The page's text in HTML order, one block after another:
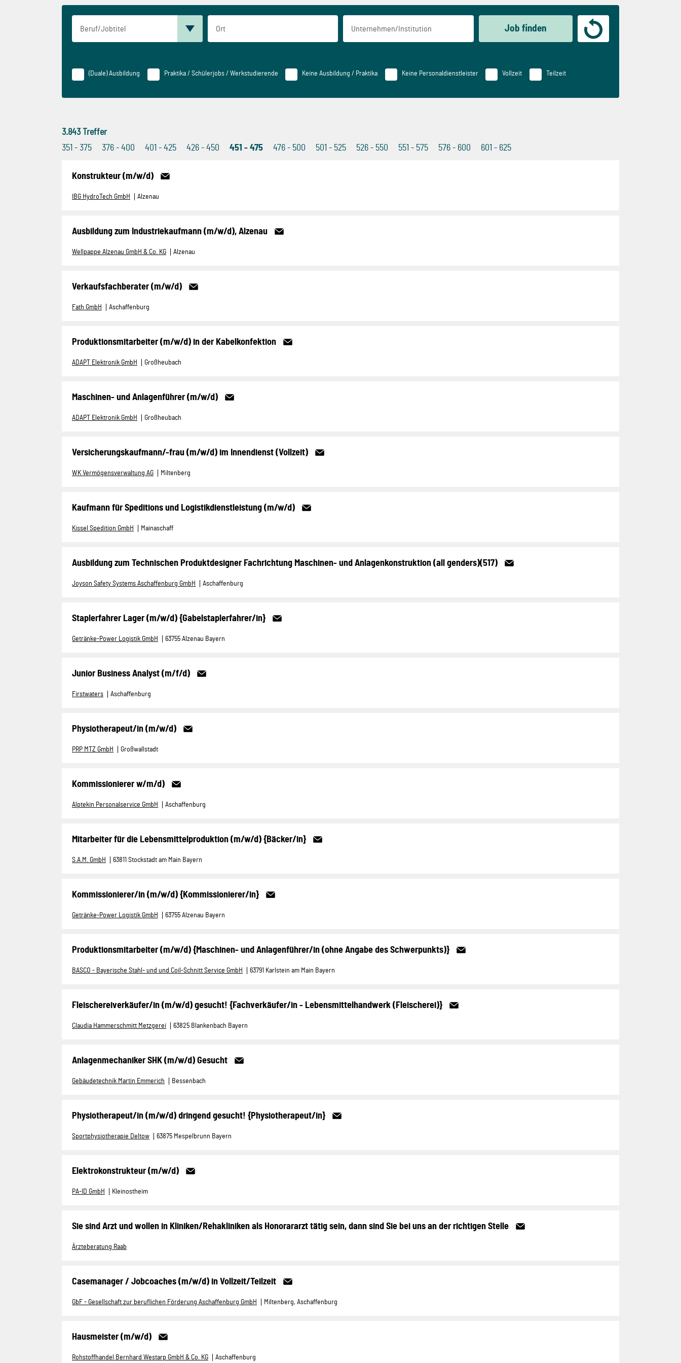
Job finden
(Duale) Ausbildung Praktika / Schülerjobs / Werkstudierende Keine Ausbildung / Praktika Keine Personaldienstleister Vollzeit Teilzeit
3.843 Treffer
351 - 375
376 - 400 401 - 425 426 - 450 451 - 475 476 - 500 501 - 525 526 - 550 551 - 575 576 - 600 601 - 625
Konstrukteur (m/w/d)
IBG HydroTech GmbH Alzenau
Ausbildung zum Industriekaufmann (m/w/d), Alzenau
Wellpappe Alzenau GmbH & Co. KG Alzenau
Verkaufsfachberater (m/w/d)
Fath GmbH Aschaffenburg
Produktionsmitarbeiter (m/w/d) in der Kabelkonfektion
ADAPT Elektronik GmbH Großheubach
Maschinen- und Anlagenführer (m/w/d)
ADAPT Elektronik GmbH Großheubach
Versicherungskaufmann/-frau (m/w/d) im Innendienst (Vollzeit)
WK Vermögensverwaltung AG Miltenberg
Kaufmann für Speditions und Logistikdienstleistung (m/w/d)
Kissel Spedition GmbH Mainaschaff
Ausbildung zum Technischen Produktdesigner Fachrichtung Maschinen- und Anlagenkonstruktion (all genders)(517)
Joyson Safety Systems Aschaffenburg GmbH Aschaffenburg
Staplerfahrer Lager (m/w/d) {Gabelstaplerfahrer/in}
Getränke-Power Logistik GmbH 63755 Alzenau Bayern
Junior Business Analyst (m/f/d)
Firstwaters Aschaffenburg
Physiotherapeut/in (m/w/d)
PRP MTZ GmbH Großwallstadt
Kommissionierer w/m/d)
Alptekin Personalservice GmbH Aschaffenburg
Mitarbeiter für die Lebensmittelproduktion (m/w/d) {Bäcker/in}
S.A.M. GmbH 63811 Stockstadt am Main Bayern
Kommissionierer/in (m/w/d) {Kommissionierer/in}
Getränke-Power Logistik GmbH 63755 Alzenau Bayern
Produktionsmitarbeiter (m/w/d) {Maschinen- und Anlagenführer/in (ohne Angabe des Schwerpunkts)}
BASCO - Bayerische Stahl- und und Coil-Schnitt Service GmbH 63791 Karlstein am Main Bayern
Fleischereiverkäufer/in (m/w/d) gesucht! {Fachverkäufer/in - Lebensmittelhandwerk (Fleischerei)}
Claudia Hammerschmitt Metzgerei 63825 Blankenbach Bayern
Anlagenmechaniker SHK (m/w/d) Gesucht
Gebäudetechnik Martin Emmerich Bessenbach
Physiotherapeut/in (m/w/d) dringend gesucht! {Physiotherapeut/in}
Sportphysiotherapie Deltow 63875 Mespelbrunn Bayern
Elektrokonstrukteur (m/w/d)
PA-ID GmbH Kleinostheim
Sie sind Arzt und wollen in Kliniken/Rehakliniken als Honorararzt tätig sein, dann sind Sie bei uns an der richtigen Stelle
Ärzteberatung Raab
Casemanager / Jobcoaches (m/w/d) in Vollzeit/Teilzeit
GbF - Gesellschaft zur beruflichen Förderung Aschaffenburg GmbH Miltenberg, Aschaffenburg
Hausmeister (m/w/d)
Rohstoffhandel Bernhard Westarp GmbH & Co. KG Aschaffenburg